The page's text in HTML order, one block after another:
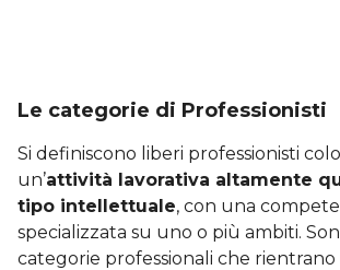
Le categorie di Professionisti
Si definiscono liberi professionisti
un’attività lavorativa altamente
tipo intellettuale, con una
specializzata su uno o più ambiti.
categorie professionali che rientrano